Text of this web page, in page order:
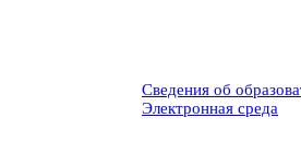
Сведения об
Электронная среда